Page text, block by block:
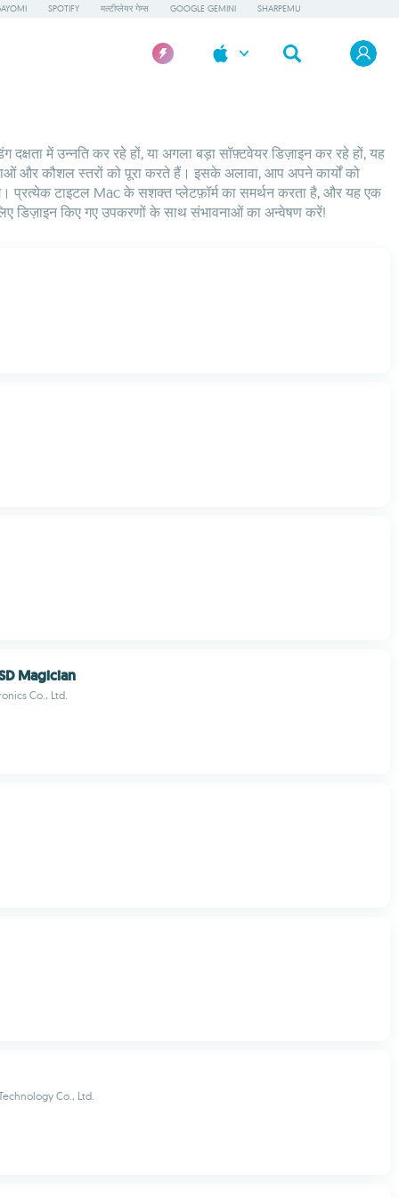
SPOTIFY मल्टीप्लेयर गेम्स GOOGLE GEMINI SHARPEMU
में उन्नति कर रहे हों, या अगला बड़ा सॉफ़्टवेयर डिज़ाइन कर रहे हों, यह
कौशल स्तरों को पूरा करते हैं। इसके अलावा, आप अपने कार्यों को
प्रत्येक टाइटल Mac के सशक्त प्लेटफ़ॉर्म का समर्थन करता है, और यह एक
डिज़ाइन किए गए उपकरणों के साथ संभावनाओं का अन्वेषण करें!
Magician
Co., Ltd.
Co., Ltd.